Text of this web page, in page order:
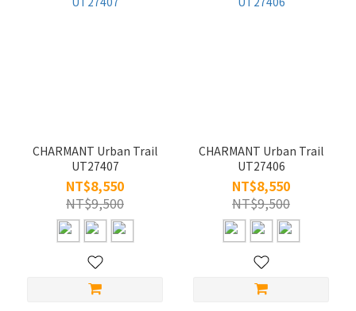
CHARMANT Urban Trail
UT27407
NT$8,550
NT$9,500
CHARMANT Urban Trail
UT27406
NT$8,550
NT$9,500